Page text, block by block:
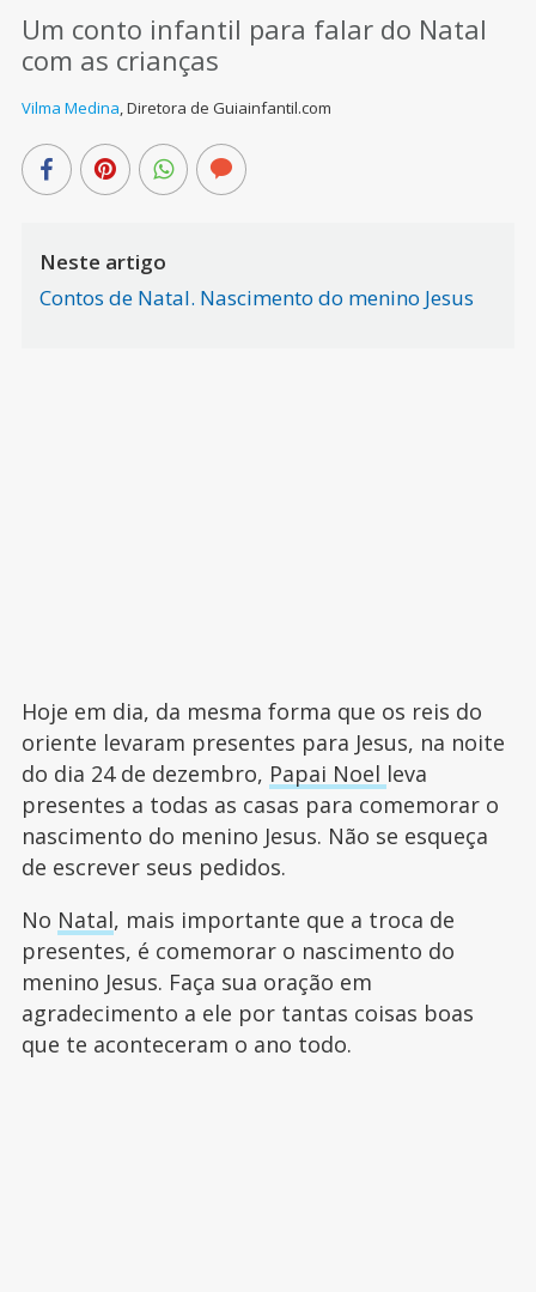
Um conto infantil para falar do Natal
com as crianças
Vilma Medina,Diretora de Guiainfantil.com
Neste artigo
Contos de Natal. Nascimento do menino Jesus
Hoje em dia, da mesma forma que os reis do
oriente levaram presentes para Jesus, na noite
do dia 24 de dezembro, Papai Noel leva
presentes a todas as casas para comemorar o
nascimento do menino Jesus. Não se esqueça
de escrever seus pedidos.
No Natal, mais importante que a troca de
presentes, é comemorar o nascimento do
menino Jesus. Faça sua oração em
agradecimento a ele por tantas coisas boas
que te aconteceram o ano todo.